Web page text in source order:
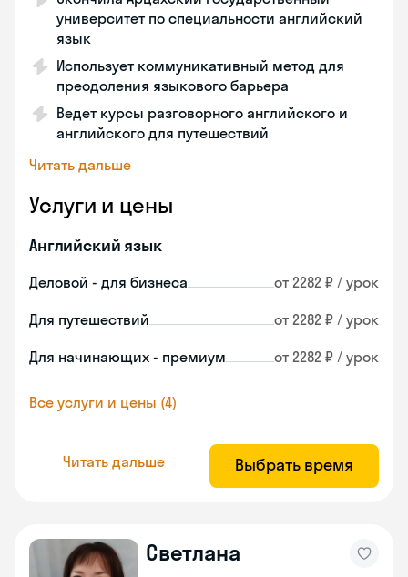
университет по специальности английский
язык
Использует коммуникативный метод для
преодоления языкового барьера
Ведет курсы разговорного английского и
английского для путешествий
Читать дальше
Услуги и цены
Английский язык
Деловой - для бизнеса от 2282 ₽ / урок
Для путешествий от 2282 ₽ / урок
Для начинающих - премиум от 2282 ₽ / урок
Все услуги и цены (4)
Читать дальше Выбрать время
Светлана